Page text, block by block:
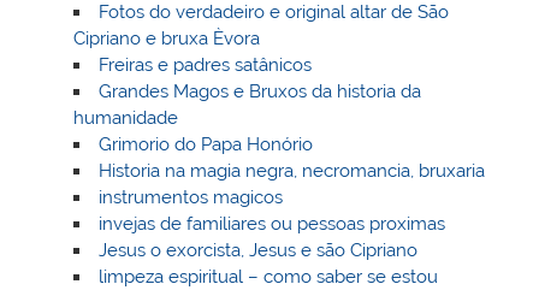
Fotos do verdadeiro e original altar de São
Cipriano e bruxa Èvora
Freiras e padres satânicos
Grandes Magos e Bruxos da historia da
humanidade
Grimorio do Papa Honório
Historia na magia negra, necromancia, bruxaria
instrumentos magicos
invejas de familiares ou pessoas proximas
Jesus o exorcista, Jesus e são Cipriano
limpeza espiritual – como saber se estou